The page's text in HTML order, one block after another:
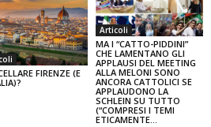
FIRENZE (E
Articoli
MA I “CATTO-PIDDINI”
CHE LAMENTANO GLI
APPLAUSI DEL MEETING
ALLA MELONI SONO
ANCORA CATTOLICI SE
APPLAUDONO LA
SCHLEIN SU TUTTO
(“COMPRESI I TEMI
ETICAMENTE...